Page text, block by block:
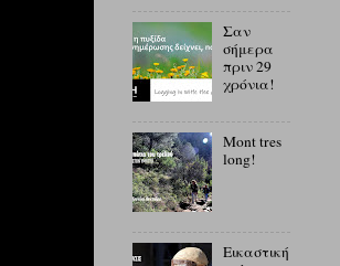
Σαν
σήμερα
πριν 29
χρόνια!
Mont tres
long!
Εικαστική